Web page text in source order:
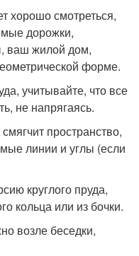
хорошо смотреться,
дорожки,
ваш жилой дом,
форме.
учитывайте, что все
не напрягаясь.
пространство,
линии и углы (если
круглого пруда,
кольца или из бочки.
возле беседки,